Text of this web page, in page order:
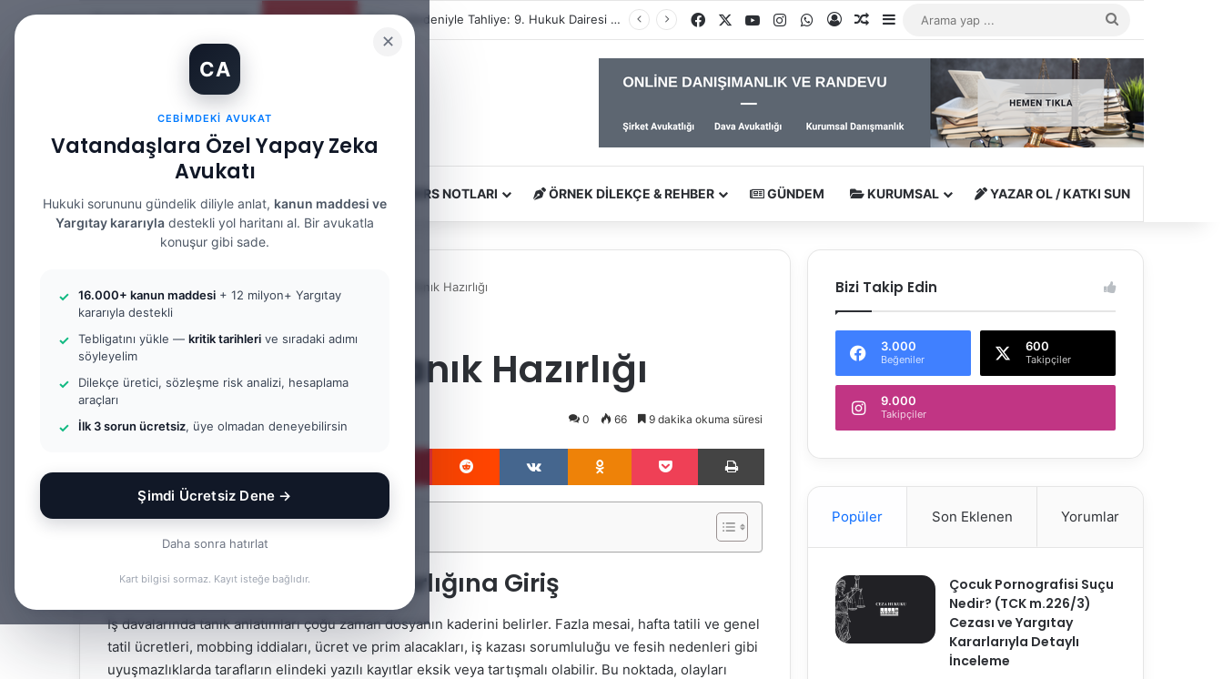
✕
CA
CEBIMDEKI AVUKAT
Vatandaşlara Özel Yapay Zeka
Avukatı
Hukuki sorununu gündelik diliyle anlat, kanun maddesi ve
Yargıtay kararıyla destekli yol haritanı al. Bir avukatla
konuşur gibi sade.
16.000+ kanun maddesi + 12 milyon+ Yargıtay
kararıyla destekli
Tebligatını yükle — kritik tarihleri ve sıradaki adımı
söyleyelim
Dilekçe üretici, sözleşme risk analizi, hesaplama
araçları
İlk 3 sorun ücretsiz, üye olmadan deneyebilirsin
Şimdi Ücretsiz Dene →
Daha sonra hatırlat
Kart bilgisi sormaz. Kayıt isteğe bağlıdır.
Cumartesi, Ağustos 8 2026 Güncel Makale İhtiyaç Nedeniyle Tahliye: 9. Hukuk Dairesi 2025/7083 K. Facebook YouTubeInstagramWhatsApp
Kayıt OlRastgele Makale
Kenar Bölmesi
...
HUKUK DERS NOTLARI ÖRNEK DILEKÇE & REHBER GÜNDEM KURUMSAL YAZAR OL / KATKI SUN
İş Hukukunda Tanık Hazırlığı
İş Hukukunda Tanık Hazırlığı
0 66 9 dakika okuma süresi
Pinterest Reddit VKontakte Odnoklassniki Pocket
İçindekiler
İş Hukukunda Tanık Hazırlığına Giriş
İş davalarında tanık anlatımları çoğu zaman dosyanın kaderini belirler. Fazla mesai, hafta tatili ve genel
tatil ücretleri, mobbing iddiaları, ücret ve prim alacakları, iş kazası sorumluluğu ve fesih nedenleri gibi
uyuşmazlıklarda tarafların elindeki yazılı kayıtlar eksik veya tartışmalı olabilir. Bu noktada, olayları
Bizi Takip Edin
3.000
Beğeniler
600
Takipçiler
9.000
Takipçiler
Popüler Son Eklenen Yorumlar
Çocuk Pornografisi Suçu
Nedir? (TCK m.226/3)
Cezası ve Yargıtay
Kararlarıyla Detaylı
İnceleme